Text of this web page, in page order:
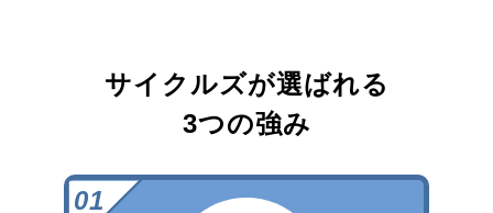
サイクルズが選ばれる
3つの強み